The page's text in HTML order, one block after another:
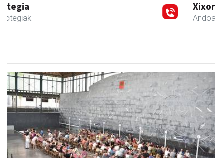
Xixori belar-denda
Andoain